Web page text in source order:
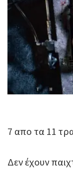
7 απο τα 11
Δεν έχουν